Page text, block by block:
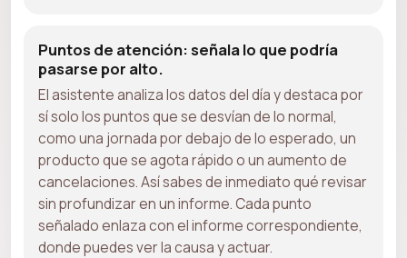
Puntos de atención: señala lo que podría
pasarse por alto.
El asistente analiza los datos del día y destaca por
sí solo los puntos que se desvían de lo normal,
como una jornada por debajo de lo esperado, un
producto que se agota rápido o un aumento de
cancelaciones. Así sabes de inmediato qué revisar
sin profundizar en un informe. Cada punto
señalado enlaza con el informe correspondiente,
donde puedes ver la causa y actuar.